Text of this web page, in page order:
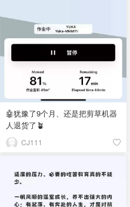
🤖犹豫了9个月、还是把剪草机器
人退货了🪴
CJ111